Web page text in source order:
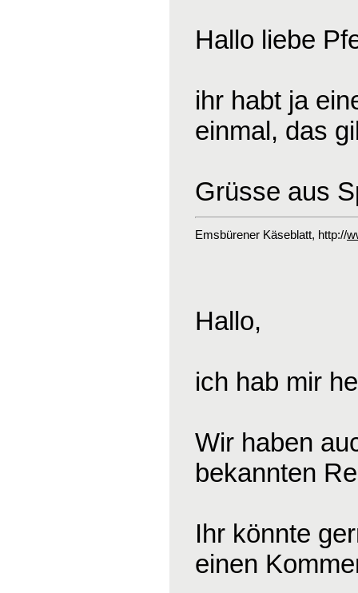
Hallo liebe
ihr habt ja
einmal, das
Grüsse aus
Emsbürener Käseblatt, http://
Hallo,
ich hab mir
Wir haben
bekannten
Ihr könnte
einen